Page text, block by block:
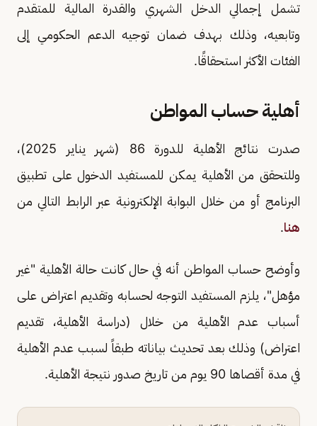
تشمل إجمالي الدخل الشهري والقدرة المالية للمتقدم
وتابعيه، وذلك بهدف ضمان توجيه الدعم الحكومي إلى
الفئات الأكثر استحقاقًا.
أهلية حساب المواطن
صدرت نتائج الأهلية للدورة 86 (شهر يناير 2025)،
وللتحقق من الأهلية يمكن للمستفيد الدخول على تطبيق
البرنامج أو من خلال البوابة الإلكترونية عبر الرابط التالي من
هنا.
وأوضح حساب المواطن أنه في حال كانت حالة الأهلية "غير
مؤهل"، يلزم المستفيد التوجه لحسابه وتقديم اعتراض على
أسباب عدم الأهلية من خلال (دراسة الأهلية، تقديم
اعتراض) وذلك بعد تحديث بياناته طبقاً لسبب عدم الأهلية
في مدة أقصاها 90 يوم من تاريخ صدور نتيجة الأهلية.